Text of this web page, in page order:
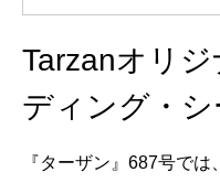
Tarzanオリ
ディング・シ
『ターザン』687号で